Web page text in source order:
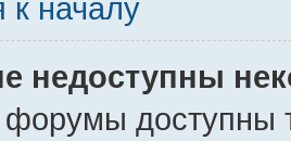
к началу
недоступны
доступны